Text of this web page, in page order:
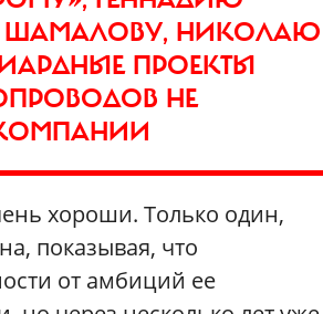
ШАМАЛОВУ, НИКОЛАЮ
ПРОЕКТЫ
НЕ
хороши. Только один,
показывая, что
от амбиций ее